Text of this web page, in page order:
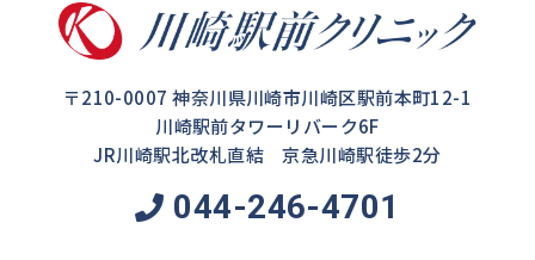
〒210-0007 神奈川県川崎市川崎区駅前本町12-1
川崎駅前タワーリバーク6F
JR川崎駅北改札直結京急川崎駅徒歩2分
044-246-4701